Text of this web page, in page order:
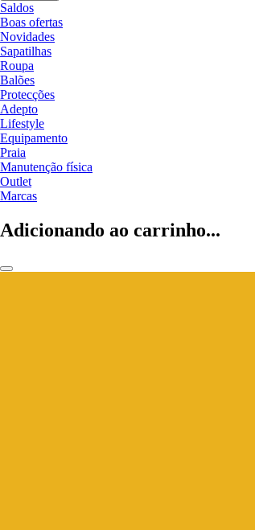
Saldos
Boas ofertas
Novidades
Sapatilhas
Roupa
Balões
Protecções
Adepto
Lifestyle
Equipamento
Praia
Manutenção física
Outlet
Marcas
Adicionando ao carrinho...